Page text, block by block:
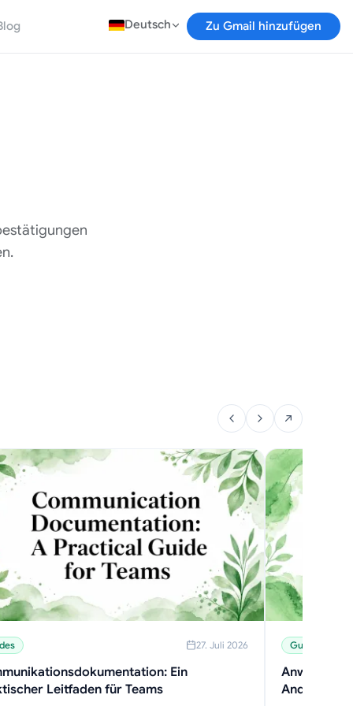
Deutsch Zu Gmail hinzufügen
27. Juli 2026
Ein
Leitfaden für Teams
Guides
Android: